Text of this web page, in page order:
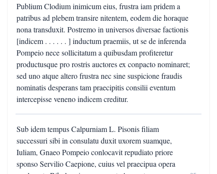
Publium Clodium inimicum eius, frustra iam pridem a
patribus ad plebem transire nitentem, eodem die horaque
nona transduxit. Postremo in universos diversae factionis
[indicem . . . . . . ] inductum praemiis, ut se de inferenda
Pompeio nece sollicitatum a quibusdam profiteretur
productusque pro rostris auctores ex conpacto nominaret;
sed uno atque altero frustra nec sine suspicione fraudis
nominatis desperans tam praecipitis consilii eventum
intercepisse veneno indicem creditur.
Sub idem tempus Calpurniam L. Pisonis filiam
successuri sibi in consulatu duxit uxorem suamque,
Iuliam, Gnaeo Pompeio conlocavit repudiato priore
sponso Servilio Caepione, cuius vel praecipua opera